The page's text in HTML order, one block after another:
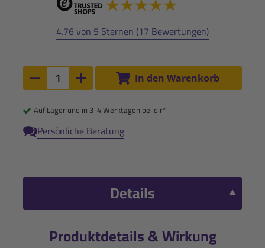
4.76 von 5 Sternen (17 Bewertungen)
Anzahl:
Anzahl um 1 verringern
Anzahl um 1 erhöhen
In den Warenkorb
Auf Lager und in 3-4 Werktagen bei dir*
Persönliche Beratung
Details
Produktdetails & Wirkung